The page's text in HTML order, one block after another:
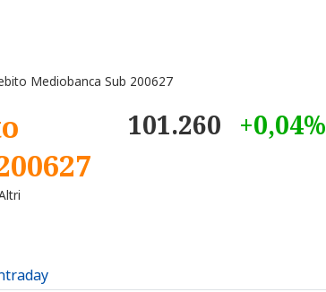
Mediobanca Sub 200627
101.260 +0,04%